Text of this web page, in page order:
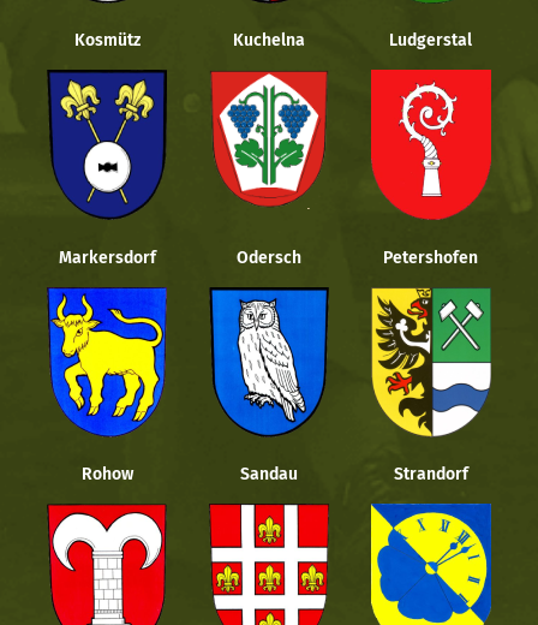
Kosmütz Kuchelna Ludgerstal
Markersdorf Odersch Petershofen
Rohow Sandau Strandorf